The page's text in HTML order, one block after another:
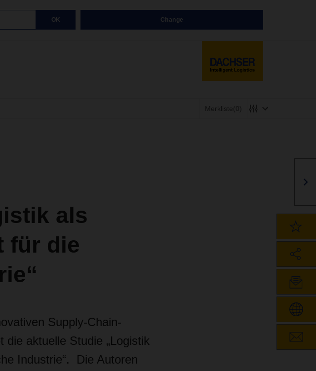
OK Change
Merkliste(0)
als
für die
Supply-Chain-
die aktuelle Studie „Logistik
Industrie“. Die Autoren